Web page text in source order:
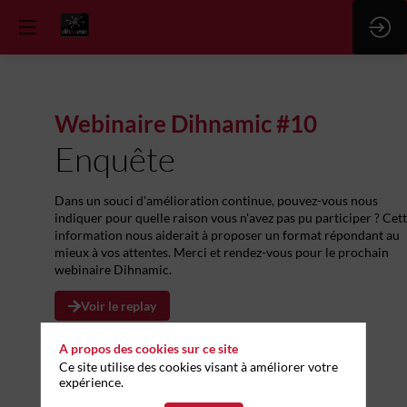
Webinaire Dihnamic #10
Enquête
Dans un souci d'amélioration continue, pouvez-vous nous
indiquer pour quelle raison vous n'avez pas pu participer ?
information nous aiderait à proposer un format répondant au
mieux à vos attentes. Merci et rendez-vous pour le prochain
webinaire Dihnamic.
Voir le replay
A propos des cookies sur ce site
Ce site utilise des cookies visant à améliorer votre
expérience.